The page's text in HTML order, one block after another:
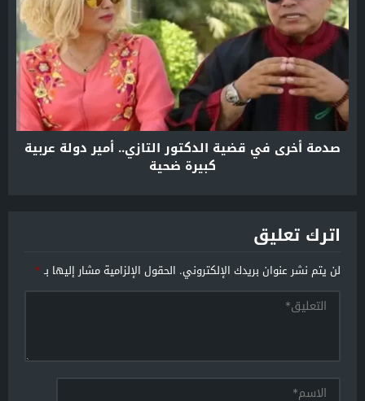
صدمة أخرى في قضية الدكتور التازي.. أمير دولة عربية
كبيرة ضحية
اترك تعليق
لن يتم نشر عنوان بريدك الإلكتروني. الحقول الإلزامية مشار إليها بـ*